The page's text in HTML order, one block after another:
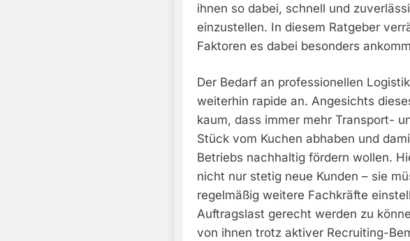
ihnen so dabei, schnell und
einzustellen. In diesem Ratgeber
Faktoren es dabei besonders
Der Bedarf an professionellen
weiterhin rapide an. Angesichts
kaum, dass immer mehr Transport-
Stück vom Kuchen abhaben und
Betriebs nachhaltig fördern wollen.
nicht nur stetig neue Kunden – sie
regelmäßig weitere Fachkräfte
Auftragslast gerecht werden zu
von ihnen trotz aktiver Recruiting-